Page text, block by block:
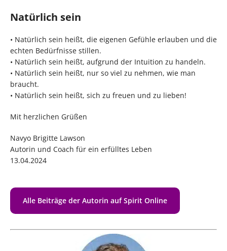
Natürlich sein
• Natürlich sein heißt, die eigenen Gefühle erlauben und die
echten Bedürfnisse stillen.
• Natürlich sein heißt, aufgrund der Intuition zu handeln.
• Natürlich sein heißt, nur so viel zu nehmen, wie man
braucht.
• Natürlich sein heißt, sich zu freuen und zu lieben!
Mit herzlichen Grüßen
Navyo Brigitte Lawson
Autorin und Coach für ein erfülltes Leben
13.04.2024
Alle Beiträge der Autorin auf Spirit Online